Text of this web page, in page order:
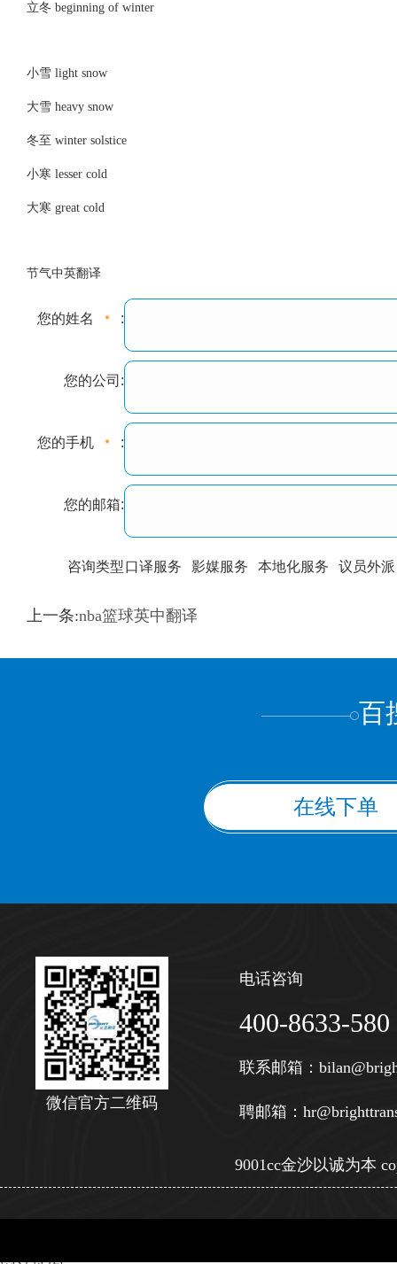
立冬 beginning of winter
小雪 light snow
大雪 heavy snow
冬至 winter solstice
小寒 lesser cold
大寒 great cold
节气中英翻译
您的姓名 :
您的公司:
您的手机 :
您的邮箱:
咨询类型口译服务 影媒服务 本地化服务 议员外派
训翻译 标准级
上一条:nba篮球英中翻译
百
在线下单
微信官方二维码
电话咨询
400-8633-580
联系邮箱：
聘邮箱：
9001cc金沙以诚为本